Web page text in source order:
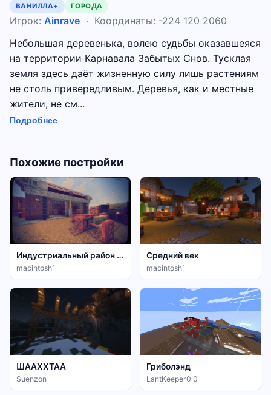
ВАНИЛЛА+ ГОРОДА
Игрок: Ainrave · Координаты: -224 120 2060
Небольшая деревенька, волею судьбы оказавшеяся
на территории Карнавала Забытых Снов. Тусклая
земля здесь даёт жизненную силу лишь растениям
не столь привередливым. Деревья, как и местные
жители, не см...
Подробнее
Похожие постройки
Индустриальный район 20-30ых годов
macintosh1
Средний век
macintosh1
ШААХХТАА
Suenzon
Гриболэнд
LantKeeper0_0